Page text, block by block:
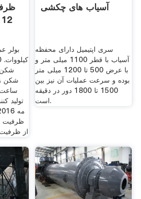
شکن
از
آسیاب های چکشی
سری اپتیمیل دارای محفظه
آسیاب با قطر 1100 میلی متر و
با عرض 500 تا 1200 میلی متر
بوده و سرعت عملیات آن نیز بین
1500 تا 1800 دور در دقیقه
است.